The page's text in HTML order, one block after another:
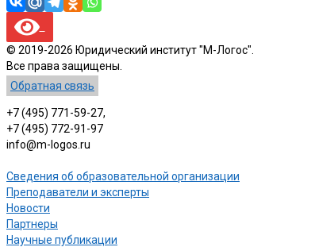
© 2019-2026 Юридический институт "М-Логос".
Все права защищены.
Обратная связь
+7 (495) 771-59-27,
+7 (495) 772-91-97
info@m-logos.ru
Сведения об образовательной организации
Преподаватели и эксперты
Новости
Партнеры
Научные публикации